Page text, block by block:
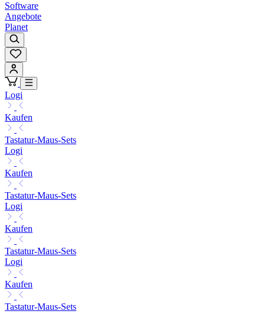
Software
Angebote
Planet
Logi
Kaufen
Tastatur-Maus-Sets
Logi
Kaufen
Tastatur-Maus-Sets
Logi
Kaufen
Tastatur-Maus-Sets
Logi
Kaufen
Tastatur-Maus-Sets